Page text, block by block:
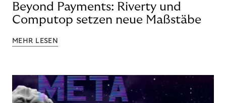
Beyond Payments: Riverty und
Computop setzen neue Maßstäbe
MEHR LESEN